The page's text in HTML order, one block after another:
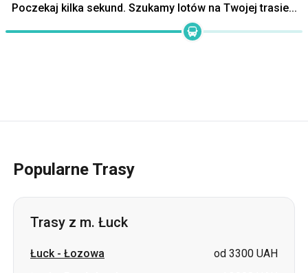
Łuck
Łuck- Czernihów
Łuck-Smiła
cena na zapytanie